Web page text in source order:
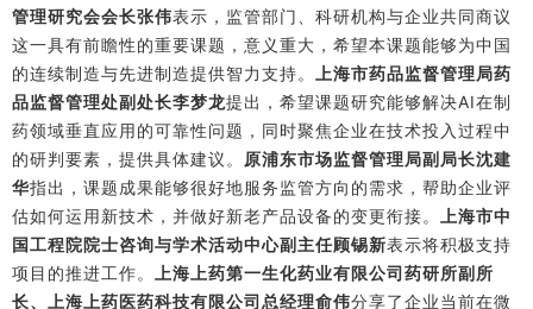
管理研究会会长张伟表示，监管部门、科研机构与企业共同商议
这一具有前瞻性的重要课题，意义重大，希望本课题能够为中国
的连续制造与先进制造提供智力支持。
上海市药品监督管理局药
品监督管理处副处长李梦龙提出，希望课题研究能够解决AI在制
药领域垂直应用的可靠性问题，同时聚焦企业在技术投入过程中
的研判要素，提供具体建议。 原浦东市场监督管理局副局长沈建
华指出，课题成果能够很好地服务监管方向的需求，帮助企业评
估如何运用新技术，并做好新老产品设备的变更衔接。
上海市中
国工程院院士咨询与学术活动中心副主任顾锡新表示将积极支持
项目的推进工作。
上海上药第一生化药业有限公司药研所副所
长、上海上药医药科技有限公司总经理俞伟分享了企业当前在微